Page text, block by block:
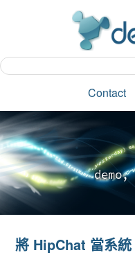
Contact
demo,
將 HipChat 當系